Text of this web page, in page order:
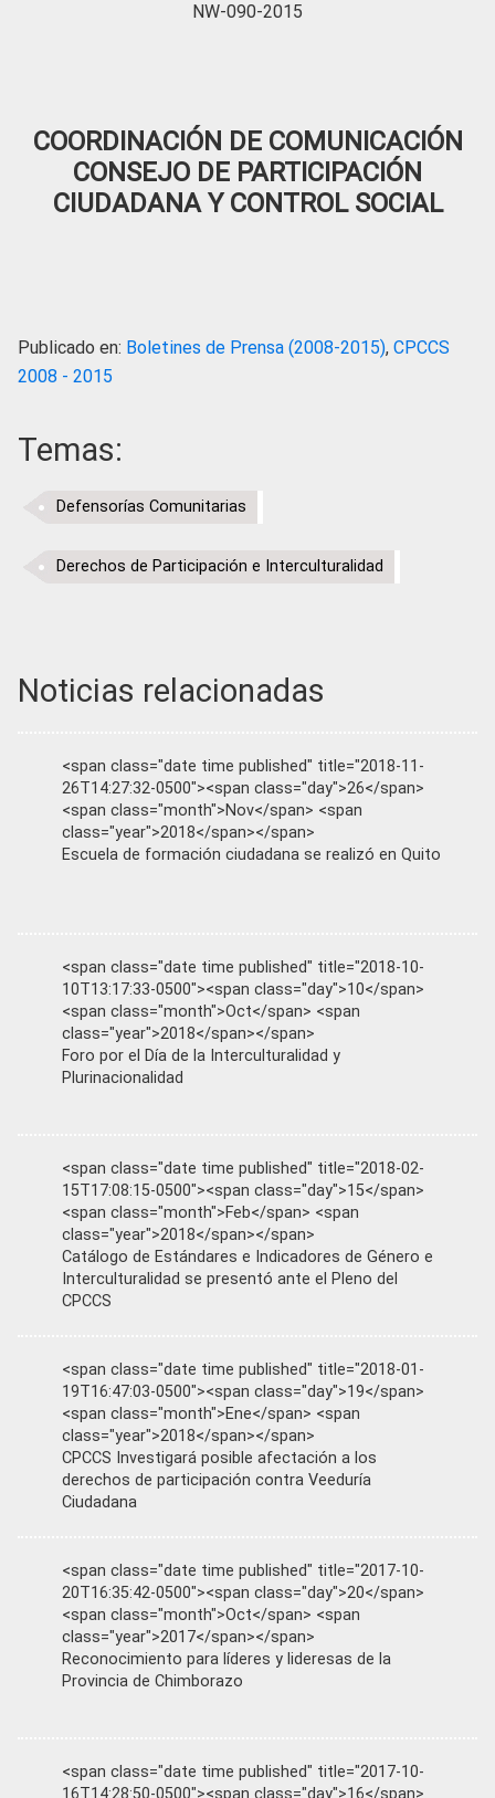
NW-090-2015
COORDINACIÓN DE COMUNICACIÓN
CONSEJO DE PARTICIPACIÓN
CIUDADANA Y CONTROL SOCIAL
Publicado en: Boletines de Prensa (2008-2015), CPCCS
2008 - 2015
Temas:
Defensorías Comunitarias
Derechos de Participación e Interculturalidad
Noticias relacionadas
<span class="date time published" title="2018-11-
26T14:27:32-0500"><span class="day">26</span>
<span class="month">Nov</span> <span
class="year">2018</span></span>
Escuela de formación ciudadana se realizó en Quito
<span class="date time published" title="2018-10-
10T13:17:33-0500"><span class="day">10</span>
<span class="month">Oct</span> <span
class="year">2018</span></span>
Foro por el Día de la Interculturalidad y
Plurinacionalidad
<span class="date time published" title="2018-02-
15T17:08:15-0500"><span class="day">15</span>
<span class="month">Feb</span> <span
class="year">2018</span></span>
Catálogo de Estándares e Indicadores de Género e
Interculturalidad se presentó ante el Pleno del
CPCCS
<span class="date time published" title="2018-01-
19T16:47:03-0500"><span class="day">19</span>
<span class="month">Ene</span> <span
class="year">2018</span></span>
CPCCS Investigará posible afectación a los
derechos de participación contra Veeduría
Ciudadana
<span class="date time published" title="2017-10-
20T16:35:42-0500"><span class="day">20</span>
<span class="month">Oct</span> <span
class="year">2017</span></span>
Reconocimiento para líderes y lideresas de la
Provincia de Chimborazo
<span class="date time published" title="2017-10-
16T14:28:50-0500"><span class="day">16</span>